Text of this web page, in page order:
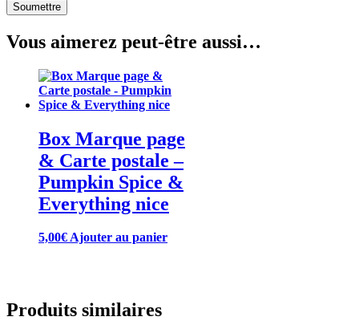
Vous aimerez peut-être aussi…
Box Marque page
& Carte postale –
Pumpkin Spice &
Everything nice
5,00€Ajouter au panier
Produits similaires